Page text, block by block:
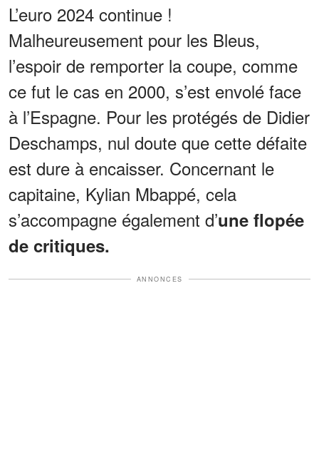
L’euro 2024 continue !
Malheureusement pour les Bleus,
l’espoir de remporter la coupe, comme
ce fut le cas en 2000, s’est envolé face
à l’Espagne. Pour les protégés de Didier
Deschamps, nul doute que cette défaite
est dure à encaisser. Concernant le
capitaine, Kylian Mbappé, cela
s’accompagne également d’une flopée
de critiques.
ANNONCES